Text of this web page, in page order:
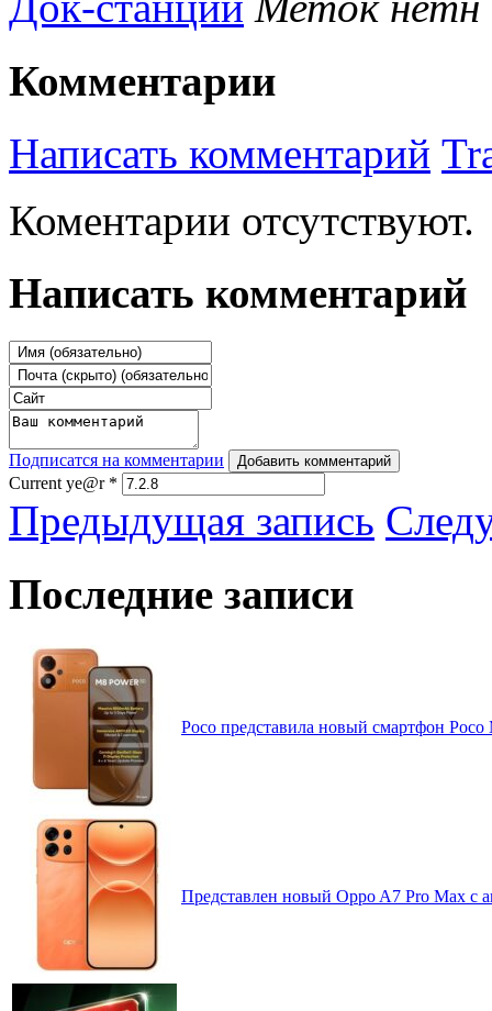
Комментарии
Написать комментарий
Коментарии отсутствуют.
Написать комментарий
Подписатся на комментарии Добавить комментарий
Current ye@r *
Предыдущая запись
Последние записи
Poco представила новый смартфон
Представлен новый Oppo A7 Pro Max с